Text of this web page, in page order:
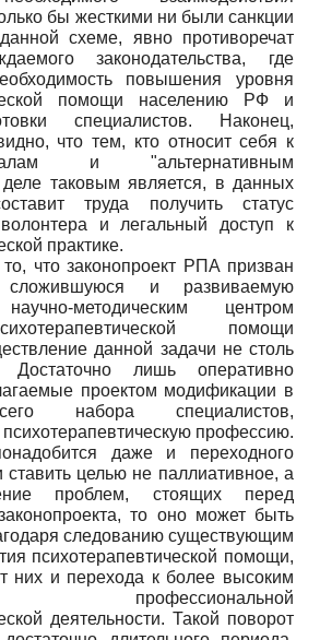
бы жесткими ни были санкции
схеме, явно противоречат
законодательства, где
повышения уровня
помощи населению РФ и
специалистов. Наконец,
что тем, кто относит себя к
и "альтернативным
таковым является, в данных
труда получить статус
и легальный доступ к
практике.
что законопроект РПА призван
сложившуюся и развиваемую
методическим центром
помощи
данной задачи не столь
лишь оперативно
проектом модификации в
набора специалистов,
профессию.
даже и переходного
целью не паллиативное, а
проблем, стоящих перед
то оно может быть
следованию существующим
психотерапевтической помощи,
них и перехода к более высоким
профессиональной
деятельности. Такой поворот